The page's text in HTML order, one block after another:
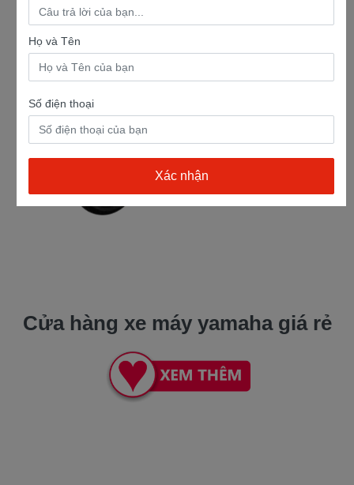
Cửa hàng xe máy yamaha giá rẻ
Họ và Tên
Số điện thoại